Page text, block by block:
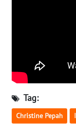
Tag:
Christine Pepah
WN
KALBAR
WN
KALTENG